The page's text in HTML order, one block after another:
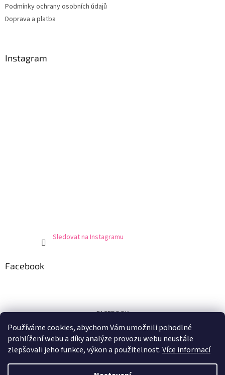
Používáme cookies, abychom Vám umožnili pohodlné
prohlížení webu a díky analýze provozu webu neustále
zlepšovali jeho funkce, výkon a použitelnost.Více informací
Podmínky ochrany osobních údajů
Doprava a platba
Instagram
Sledovat na Instagramu
Facebook
FACEBOOK
Certifikát